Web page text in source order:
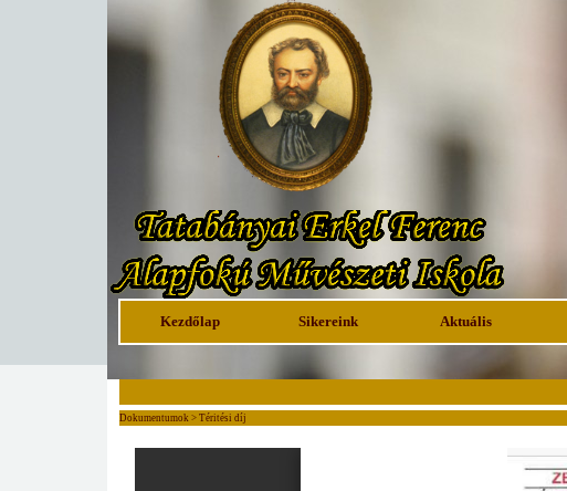
Kezdőlap Sikereink Aktuális
Dokumentumok > Téritési díj